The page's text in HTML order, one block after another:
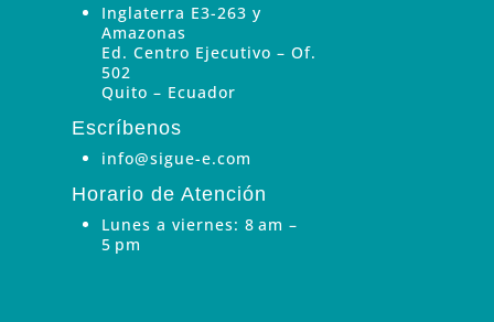
Inglaterra E3-263 y
Amazonas
Ed. Centro Ejecutivo – Of.
502
Quito – Ecuador
Escríbenos
info@sigue-e.com
Horario de Atención
Lunes a viernes: 8 am –
5 pm